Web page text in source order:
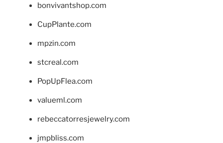
bonvivantshop.com
CupPlante.com
mpzin.com
stcreal.com
PopUpFlea.com
valueml.com
rebeccatorresjewelry.com
jmpbliss.com